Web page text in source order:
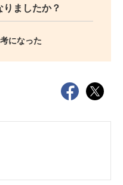
ましたか？
になった